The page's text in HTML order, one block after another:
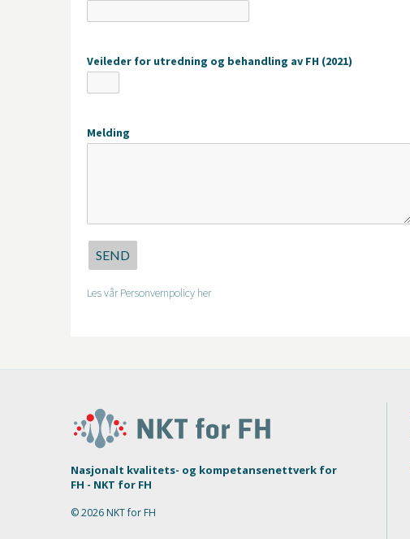
Veileder for utredning og behandling av FH (2021)
Melding
SEND
Les vår Personvernpolicy her
Nasjonalt kvalitets- og kompetansenettverk for
FH - NKT for FH
© 2026 NKT for FH